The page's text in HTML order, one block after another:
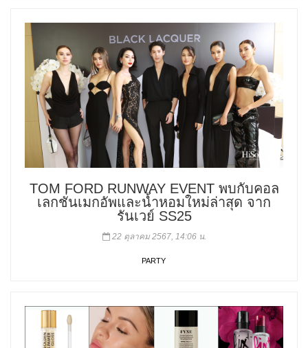
TOM FORD RUNWAY EVENT พบกับคอล
เลกชั่นเมกอัพและน้ำหอมใหม่ล่าสุด จาก
รันเวย์ SS25
22 ตุลาคม 2567, 14:06 น.
PARTY